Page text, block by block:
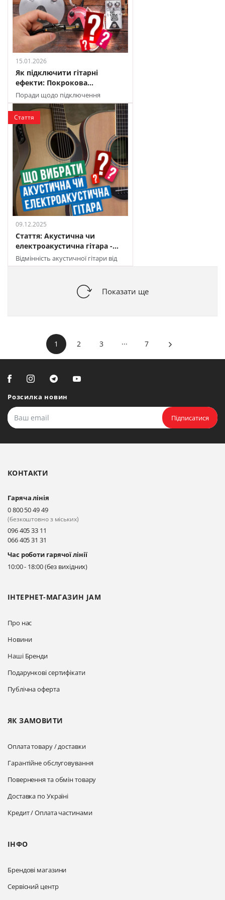
15.01.2026
Як підключити гітарні
ефекти: Покрокова...
Поради щодо підключення
гітарних педалей для створення
ідеального звуку
Стаття
09.12.2025
Стаття: Акустична чи
електроакустична гітара -...
Відмінність акустичної гітари від
електроакустичної: порівняння і
Показати ще
1 2 3 ... 7
Розсилка новин
Підписатися
ІНТЕРНЕТ-МАГАЗИН JAM
Про нас
Новини
Наші Бренди
Подарункові сертифікати
Публічна оферта
ЯК ЗАМОВИТИ
Оплата товару / доставки
Гарантійне обслуговування
Повернення та обмін товару
Доставка по Україні
Кредит / Оплата частинами
ІНФО
Брендові магазини
Сервісний центр
КОНТАКТИ
Гаряча лінія
0 800 50 49 49
(безкоштовно з міських)
096 405 33 11
066 405 31 31
Час роботи гарячої лінії
10:00 - 18:00 (без вихідних)